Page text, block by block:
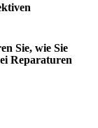
Sie, wie Sie
Reparaturen